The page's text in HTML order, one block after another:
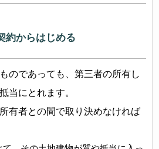
約からはじめる
のであっても、第三者の所有し
当にとれます。
有者との間で取り決めなければ